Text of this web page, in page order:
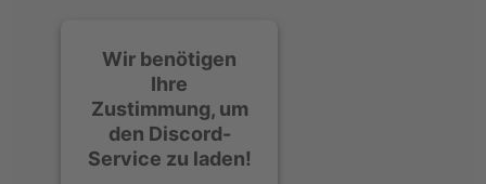
Wir benötigen
Ihre
Zustimmung, um
den Discord-
Service zu laden!